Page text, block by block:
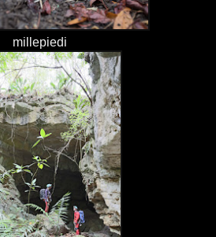
millepiedi